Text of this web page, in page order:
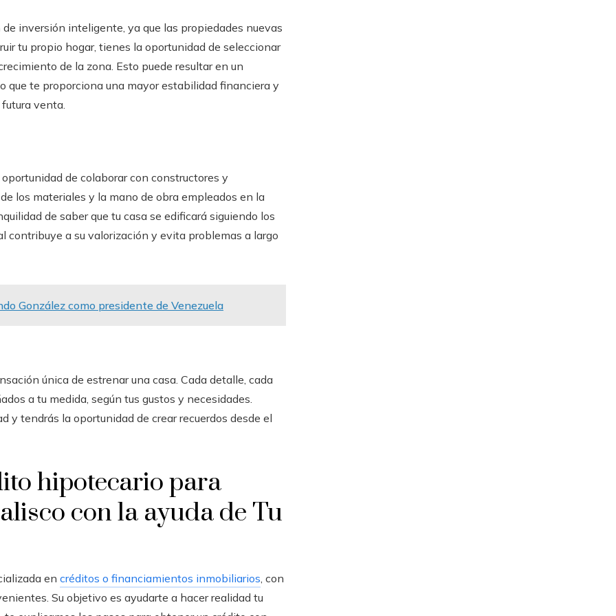
inversión inteligente, ya que las propiedades nuevas
tu propio hogar, tienes la oportunidad de seleccionar
de la zona. Esto puede resultar en un
que te proporciona una mayor estabilidad financiera y
venta.
de colaborar con constructores y
los materiales y la mano de obra empleados en la
de saber que tu casa se edificará siguiendo los
contribuye a su valorización y evita problemas a largo
González como presidente de Venezuela
única de estrenar una casa. Cada detalle, cada
a tu medida, según tus gustos y necesidades.
y tendrás la oportunidad de crear recuerdos desde el
hipotecario para
con la ayuda de Tu
en créditos o financiamientos inmobiliarios , con
Su objetivo es ayudarte a hacer realidad tu